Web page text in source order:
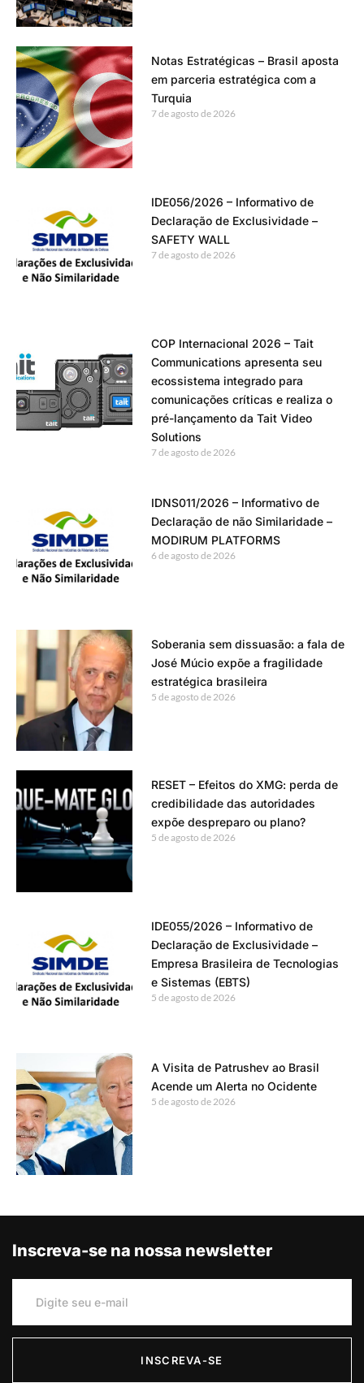
Notas Estratégicas – Brasil aposta
em parceria estratégica com a
Turquia
7 de agosto de 2026
IDE056/2026 – Informativo de
Declaração de Exclusividade –
SAFETY WALL
7 de agosto de 2026
COP Internacional 2026 – Tait
Communications apresenta seu
ecossistema integrado para
comunicações críticas e realiza o
pré-lançamento da Tait Video
Solutions
7 de agosto de 2026
IDNS011/2026 – Informativo de
Declaração de não Similaridade –
MODIRUM PLATFORMS
6 de agosto de 2026
Soberania sem dissuasão: a fala de
José Múcio expõe a fragilidade
estratégica brasileira
5 de agosto de 2026
RESET – Efeitos do XMG: perda de
credibilidade das autoridades
expõe despreparo ou plano?
5 de agosto de 2026
IDE055/2026 – Informativo de
Declaração de Exclusividade –
Empresa Brasileira de Tecnologias
e Sistemas (EBTS)
5 de agosto de 2026
A Visita de Patrushev ao Brasil
Acende um Alerta no Ocidente
5 de agosto de 2026
Inscreva-se na nossa newsletter
INSCREVA-SE